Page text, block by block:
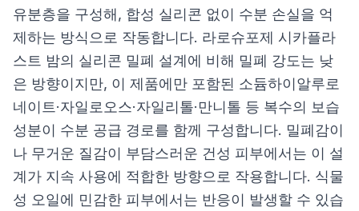
유분층을 구성해, 합성 실리콘 없이 수분 손실을 억
제하는 방식으로 작동합니다. 라로슈포제 시카플라
스트 밤의 실리콘 밀폐 설계에 비해 밀폐 강도는 낮
은 방향이지만, 이 제품에만 포함된 소듐하이알루로
네이트·자일로오스·자일리톨·만니톨 등 복수의 보습
성분이 수분 공급 경로를 함께 구성합니다. 밀폐감이
나 무거운 질감이 부담스러운 건성 피부에서는 이 설
계가 지속 사용에 적합한 방향으로 작용합니다. 식물
성 오일에 민감한 피부에서는 반응이 발생할 수 있습